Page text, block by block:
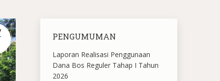
PENGUMUMAN
Laporan Realisasi Penggunaan
Dana Bos Reguler Tahap I Tahun
2026